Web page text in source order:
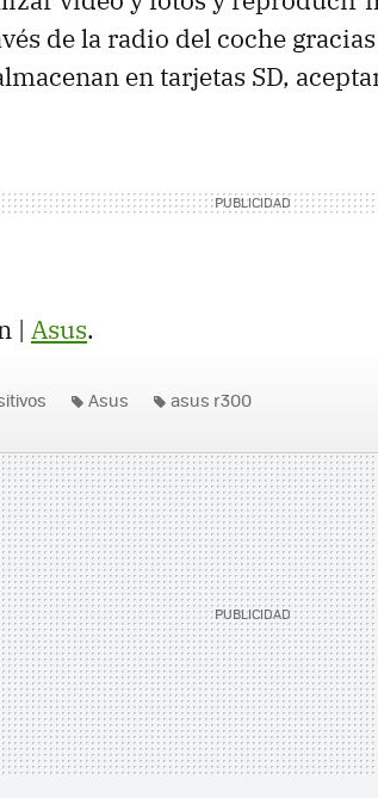
de la radio del coche
en tarjetas SD,
| Asus.
Asus asus r300